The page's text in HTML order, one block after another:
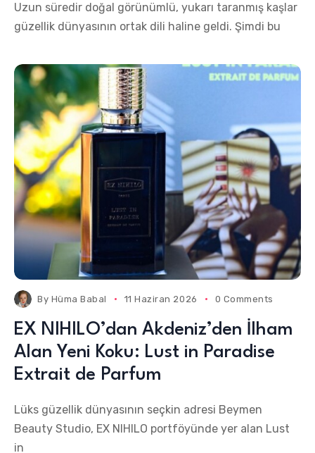
Uzun süredir doğal görünümlü, yukarı taranmış kaşlar
güzellik dünyasının ortak dili haline geldi. Şimdi bu
By Hüma Babal 11 Haziran 2026 0 Comments
EX NIHILO’dan Akdeniz’den İlham
Alan Yeni Koku: Lust in Paradise
Extrait de Parfum
Lüks güzellik dünyasının seçkin adresi Beymen
Beauty Studio, EX NIHILO portföyünde yer alan Lust
in